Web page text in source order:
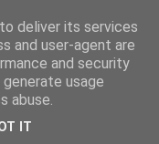
deliver its services
and user-agent are
and security
usage
abuse.
IT